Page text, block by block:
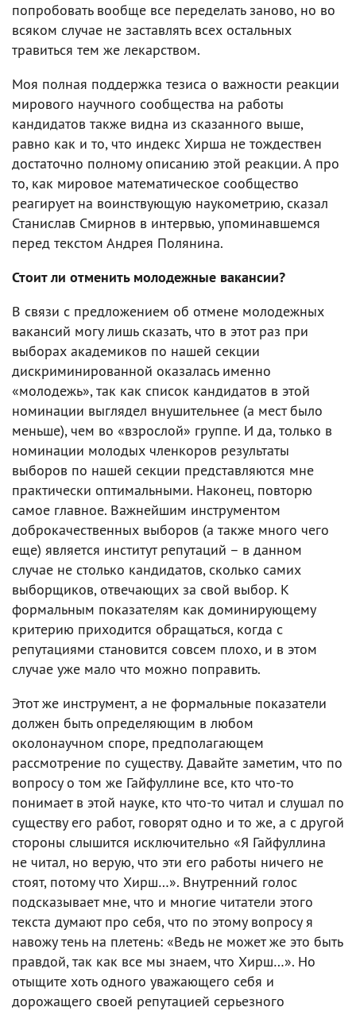
попробовать вообще все переделать заново, но во
всяком случае не заставлять всех остальных
травиться тем же лекарством.
Моя полная поддержка тезиса о важности реакции
мирового научного сообщества на работы
кандидатов также видна из сказанного выше,
равно как и то, что индекс Хирша не тождествен
достаточно полному описанию этой реакции. А про
то, как мировое математическое сообщество
реагирует на воинствующую наукометрию, сказал
Станислав Смирнов в интервью, упоминавшемся
перед текстом Андрея Полянина.
Стоит ли отменить молодежные вакансии?
В связи с предложением об отмене молодежных
вакансий могу лишь сказать, что в этот раз при
выборах академиков по нашей секции
дискриминированной оказалась именно
«молодежь», так как список кандидатов в этой
номинации выглядел внушительнее (а мест было
меньше), чем во «взрослой» группе. И да, только в
номинации молодых членкоров результаты
выборов по нашей секции представляются мне
практически оптимальными. Наконец, повторю
самое главное. Важнейшим инструментом
доброкачественных выборов (а также много чего
еще) является институт репутаций – в данном
случае не столько кандидатов, сколько самих
выборщиков, отвечающих за свой выбор. К
формальным показателям как доминирующему
критерию приходится обращаться, когда с
репутациями становится совсем плохо, и в этом
случае уже мало что можно поправить.
Этот же инструмент, а не формальные показатели
должен быть определяющим в любом
околонаучном споре, предполагающем
рассмотрение по существу. Давайте заметим, что по
вопросу о том же Гайфуллине все, кто что-то
понимает в этой науке, кто что-то читал и слушал по
существу его работ, говорят одно и то же, а с другой
стороны слышится исключительно «Я Гайфуллина
не читал, но верую, что эти его работы ничего не
стоят, потому что Хирш…». Внутренний голос
подсказывает мне, что и многие читатели этого
текста думают про себя, что по этому вопросу я
навожу тень на плетень: «Ведь не может же это быть
правдой, так как все мы знаем, что Хирш…». Но
отыщите хоть одного уважающего себя и
дорожащего своей репутацией серьезного